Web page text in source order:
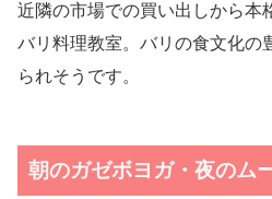
近隣の市場での買い出しから本
バリ料理教室。バリの食文化の
られそうです。
朝のガゼボヨガ・夜のム